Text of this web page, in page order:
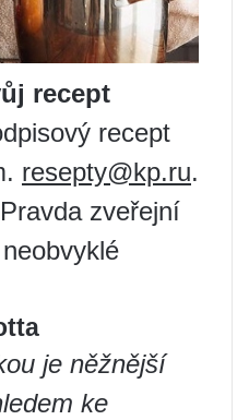
recept
recept
resepty@kp.ru.
zveřejní
je něžnější
ke